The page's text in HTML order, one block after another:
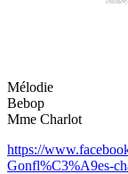
Mélodie
Bebop
Mme Charlot
https://
Gonfl%C3%A9es-